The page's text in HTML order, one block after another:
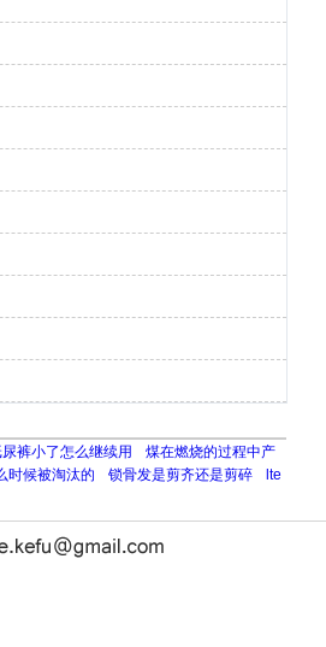
裤小了怎么继续用
煤在燃烧的过程中产
时候被淘汰的 锁骨发是剪齐还是剪碎
lte